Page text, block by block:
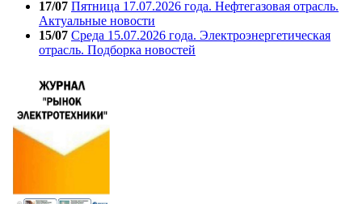
17/07 Пятница 17.07.2026 года. Нефтегазовая отрасль.
Актуальные новости
15/07 Среда 15.07.2026 года. Электроэнергетическая
отрасль. Подборка новостей